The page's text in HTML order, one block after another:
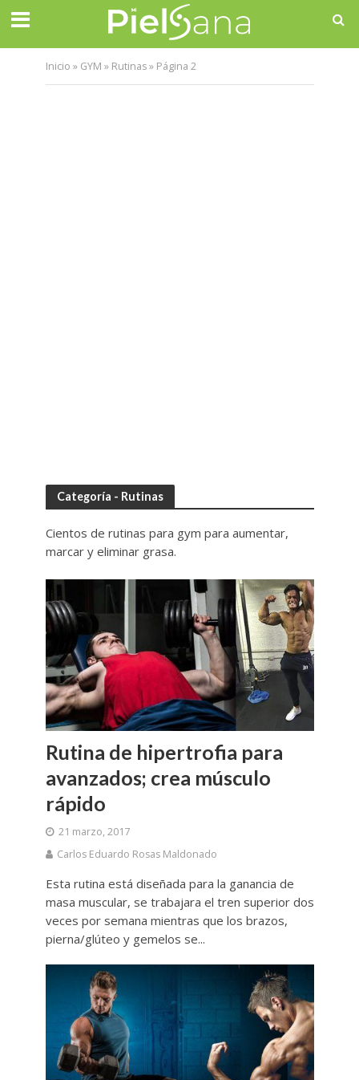
Inicio » GYM » Rutinas» Página 2
Categoría - Rutinas
Cientos de rutinas para gym para aumentar,
marcar y eliminar grasa.
Rutina de hipertrofia para
avanzados; crea músculo
rápido
21 marzo, 2017
Carlos Eduardo Rosas Maldonado
Esta rutina está diseñada para la ganancia de
masa muscular, se trabajara el tren superior dos
veces por semana mientras que los brazos,
pierna/glúteo y gemelos se...